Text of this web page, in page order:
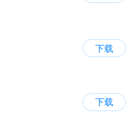
下载
下载